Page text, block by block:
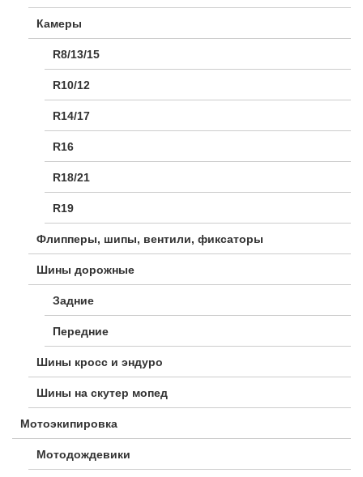
Камеры
R8/13/15
R10/12
R14/17
R16
R18/21
R19
Флипперы, шипы, вентили, фиксаторы
Шины дорожные
Задние
Передние
Шины кросс и эндуро
Шины на скутер мопед
Мотоэкипировка
Мотодождевики